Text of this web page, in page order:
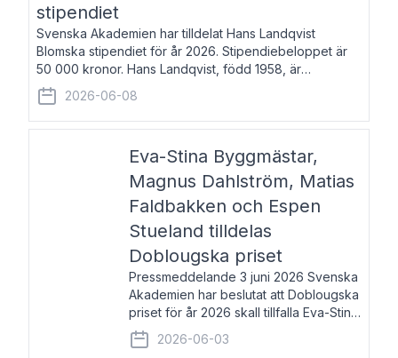
stipendiet
Svenska Akademien har tilldelat Hans Landqvist
Blomska stipendiet för år 2026. Stipendiebeloppet är
50 000 kronor. Hans Landqvist, född 1958, är
professor i svenska vid Göteborgs universitet. Han
disputerade år 2000 på avhandlingen Författn
2026-06-08
Eva-Stina Byggmästar,
Magnus Dahlström, Matias
Faldbakken och Espen
Stueland tilldelas
Doblougska priset
Pressmeddelande 3 juni 2026 Svenska
Akademien har beslutat att Doblougska
priset för år 2026 skall tillfalla Eva-Stina
Byggmästar, Magnus Dahlström, Matias
Faldbakken samt Espen Stueland.
2026-06-03